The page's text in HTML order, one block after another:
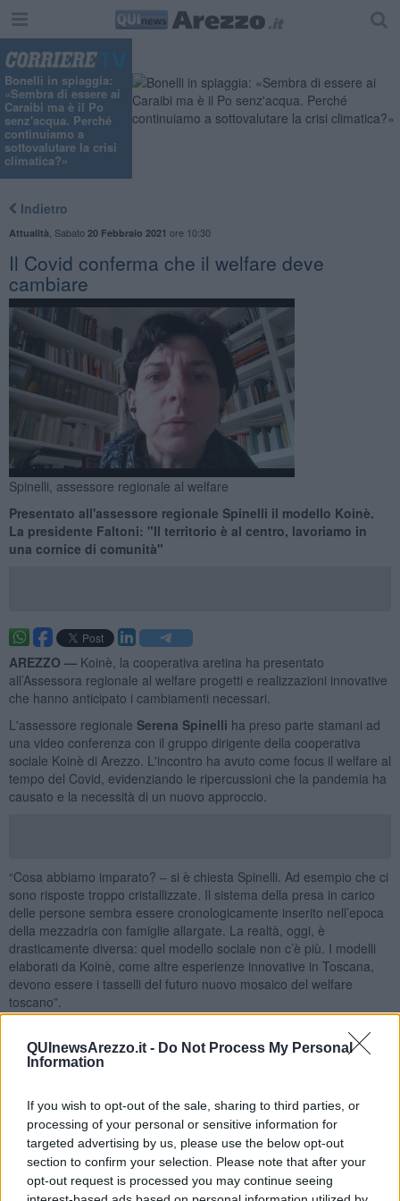
QUInewsArezzo.it - Do Not Process My Personal
Information
If you wish to opt-out of the sale, sharing to third parties, or
processing of your personal or sensitive information for
targeted advertising by us, please use the below opt-out
section to confirm your selection. Please note that after your
opt-out request is processed you may continue seeing
Bonelli in spiaggia:
«Sembra di essere ai
Caraibi ma è il Po
senz'acqua. Perché
continuiamo a
sottovalutare la crisi
climatica?»
Indietro
Attualità Sabato 20 Febbraio 2021 ore 10:30
Il Covid conferma che il welfare deve
cambiare
Spinelli, assessore regionale al welfare
Presentato all'assessore regionale Spinelli il modello Koinè.
La presidente Faltoni: "Il territorio è al centro, lavoriamo in
una cornice di comunità"
AREZZO — Koinè, la cooperativa aretina ha presentato
all’Assessora regionale al welfare progetti e realizzazioni innovative
che hanno anticipato i cambiamenti necessari.
L'assessore regionale Serena Spinelli ha preso parte stamani ad
una video conferenza con il gruppo dirigente della cooperativa
sociale Koinè di Arezzo. L'incontro ha avuto come focus il welfare al
tempo del Covid, evidenziando le ripercussioni che la pandemia ha
causato e la necessità di un nuovo approccio.
“Cosa abbiamo imparato? – si è chiesta Spinelli. Ad esempio che ci
sono risposte troppo cristallizzate. Il sistema della presa in carico
delle persone sembra essere cronologicamente inserito nell’epoca
della mezzadria con famiglie allargate. La realtà, oggi, è
drasticamente diversa: quel modello sociale non c’è più. I modelli
elaborati da Koinè, come altre esperienze innovative in Toscana,
devono essere i tasselli del futuro nuovo mosaico del welfare
toscano”.
Occorrono quindi riflessioni e azioni innovative. Koinè ha proposto
stamani all’Assessora alcune esperienze che non solo vanno in
questa direzione ma che l’hanno anticipata e anche di diversi anni:
“Koinè – ha ricordato la presidenteGrazia Faltoni– è al lavoro da
27 anni. Garantiamo tutti i servizi alla persona nel campo socio
sanitario e assistenziale: anziani, disabilità, salute mentale,
infanzia. Il territorio è al centro: lavoriamo in una cornice di
comunità”.